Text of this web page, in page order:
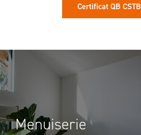
Certificat QB CSTB
Menuiserie